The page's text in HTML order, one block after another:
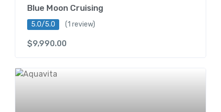
Blue Moon Cruising
5.0/5.0 (1 review)
$9,990.00